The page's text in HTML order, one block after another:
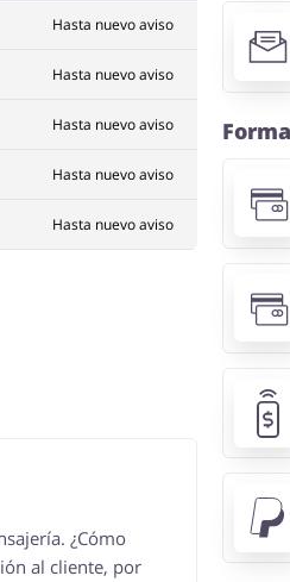
Hasta nuevo aviso
Hasta nuevo aviso
Hasta nuevo aviso
Hasta nuevo aviso
Hasta nuevo aviso
¿Cómo
al cliente, por